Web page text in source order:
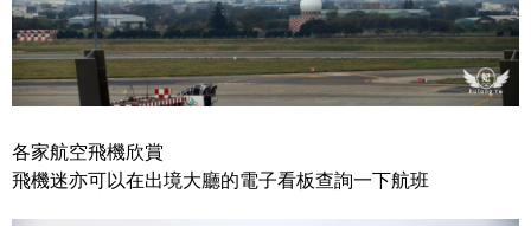
各家航空飛機欣賞
飛機迷亦可以在出境大廳的電子看板查詢一下航班